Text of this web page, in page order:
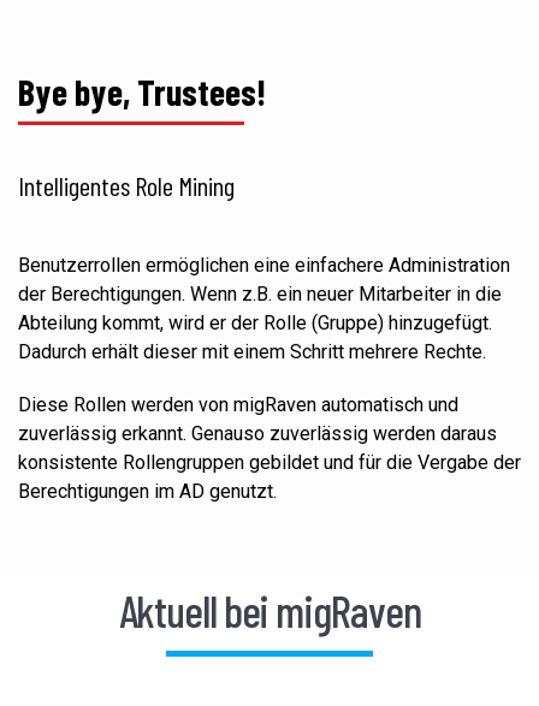
Bye bye, Trustees!
Intelligentes Role Mining
Benutzerrollen ermöglichen eine einfachere Administration
der Berechtigungen. Wenn z.B. ein neuer Mitarbeiter in die
Abteilung kommt, wird er der Rolle (Gruppe) hinzugefügt.
Dadurch erhält dieser mit einem Schritt mehrere Rechte.
Diese Rollen werden von migRaven automatisch und
zuverlässig erkannt. Genauso zuverlässig werden daraus
konsistente Rollengruppen gebildet und für die Vergabe der
Berechtigungen im AD genutzt.
Aktuell bei migRaven